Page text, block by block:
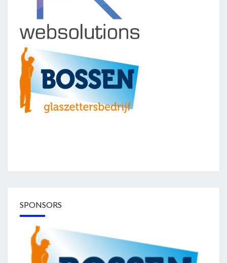
SPONSORS